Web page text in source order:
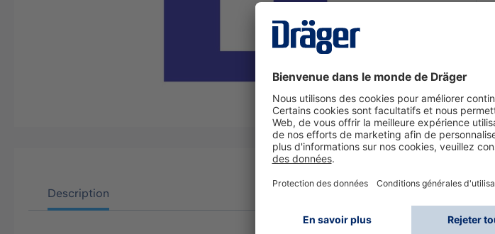
Description